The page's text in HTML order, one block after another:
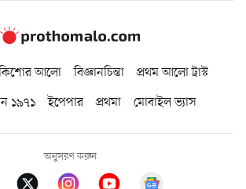
আলো বিজ্ঞানচিন্তা
প্রথম আলো ট্রাস্ট
১৯৭১ ইপেপার প্রথমা মোবাইল ভ্যাস
অনুসরণ করুন